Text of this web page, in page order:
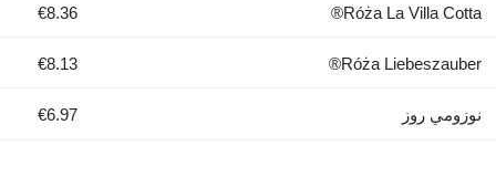
Róża La Villa Cotta®
€8.36
Róża Liebeszauber®
€8.13
نوزومي روز €6.97